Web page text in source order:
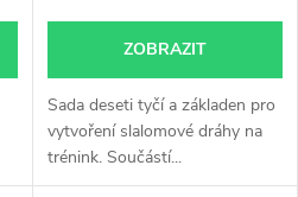
ZOBRAZIT
Sada deseti tyčí a základen pro
vytvoření slalomové dráhy na
trénink. Součástí...